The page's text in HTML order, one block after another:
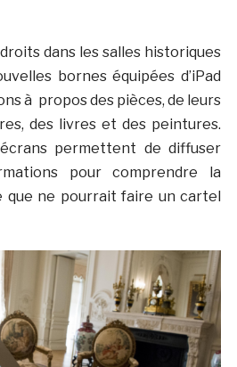
dans les salles historiques
bornes équipées d’iPad
à propos des pièces, de leurs
des livres et des peintures.
permettent de diffuser
pour comprendre la
que ne pourrait faire un cartel